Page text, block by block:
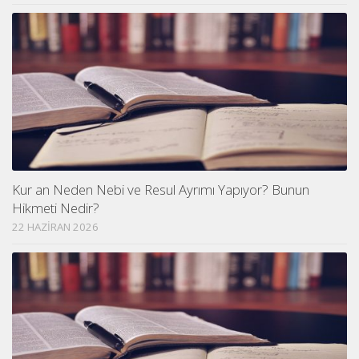
Kur an Neden Nebi ve Resul Ayrımı Yapıyor? Bunun
Hikmeti Nedir?
22 HAZIRAN 2026